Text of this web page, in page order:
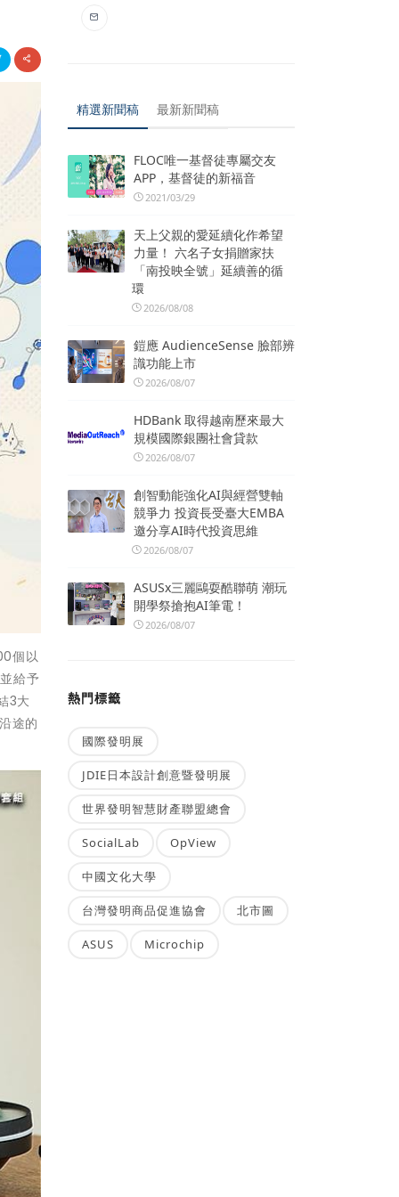
個以
給予
3大
途的
精選新聞稿 最新新聞稿
FLOC唯一基督徒專屬交友
APP，基督徒的新福音
2021/03/29
天上父親的愛延續化作希望
力量！ 六名子女捐贈家扶
「南投映全號」延續善的循
環
2026/08/08
鎧應 AudienceSense 臉部辨
識功能上市
2026/08/07
HDBank 取得越南歷來最大
規模國際銀團社會貸款
2026/08/07
創智動能強化AI與經營雙軸
競爭力 投資長受臺大EMBA
邀分享AI時代投資思維
2026/08/07
ASUSx三麗鷗耍酷聯萌 潮玩
開學祭搶抱AI筆電！
2026/08/07
熱門標籤
國際發明展
JDIE日本設計創意暨發明展
世界發明智慧財產聯盟總會
SocialLab OpView
中國文化大學
台灣發明商品促進協會 北市圖
ASUS Microchip